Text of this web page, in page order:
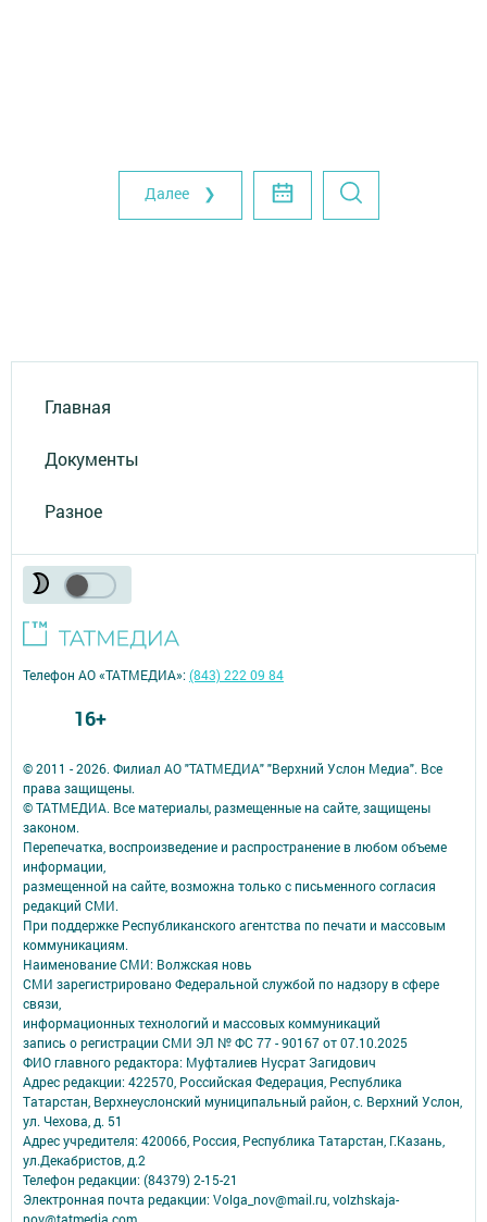
Далее ❯
Главная
Документы
Разное
© 2011 - 2026. Филиал АО "ТАТМЕДИА" "Верхний Услон Медиа". Все
права защищены.
© ТАТМЕДИА. Все материалы, размещенные на сайте, защищены
законом.
Перепечатка, воспроизведение и распространение в любом объеме
информации,
размещенной на сайте, возможна только с письменного согласия
редакций СМИ.
При поддержке Республиканского агентства по печати и массовым
коммуникациям.
Наименование СМИ: Волжская новь
СМИ зарегистрировано Федеральной службой по надзору в сфере
связи,
информационных технологий и массовых коммуникаций
запись о регистрации СМИ ЭЛ № ФС 77 - 90167 от 07.10.2025
ФИО главного редактора: Муфталиев Нусрат Загидович
Адрес редакции: 422570, Российская Федерация, Республика
Татарстан, Верхнеуслонский муниципальный район, с. Верхний Услон,
ул. Чехова, д. 51
Адрес учредителя: 420066, Россия, Республика Татарстан, Г.Казань,
ул.Декабристов, д.2
Телефон редакции: (84379) 2-15-21
Электронная почта редакции: Volga_nov@mail.ru, volzhskaja-
nov@tatmedia.com
Телефон АО «ТАТМЕДИА»:(843) 222 09 84
16+